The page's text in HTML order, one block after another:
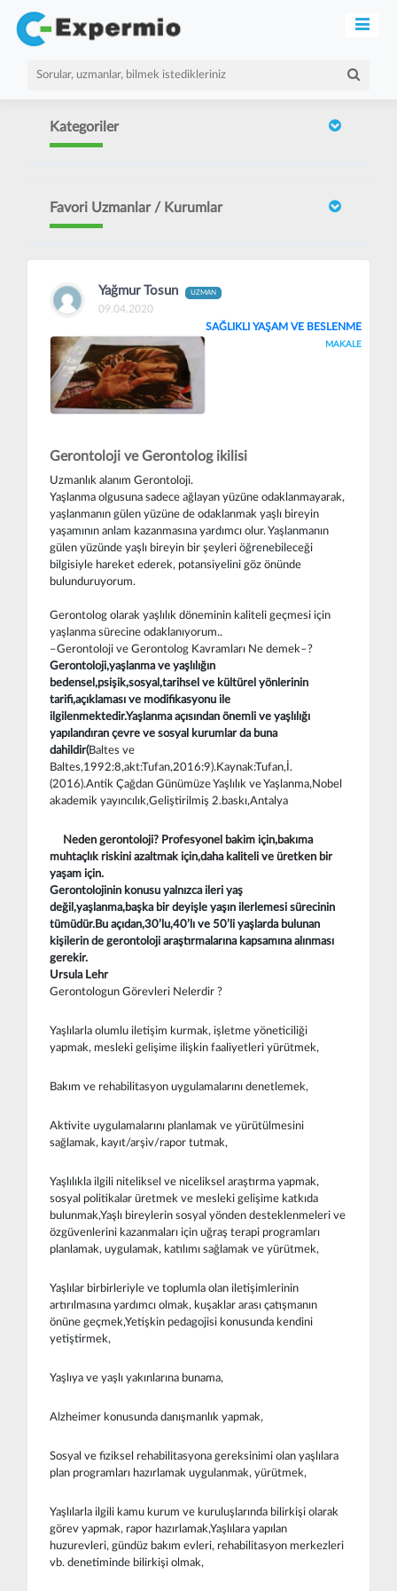
Kategoriler
Favori Uzmanlar / Kurumlar
Yağmur Tosun UZMAN
09.04.2020
SAĞLIKLI YAŞAM VE BESLENME
MAKALE
Gerontoloji ve Gerontolog ikilisi
Uzmanlık alanım Gerontoloji.
Yaşlanma olgusuna sadece ağlayan yüzüne odaklanmayarak,
yaşlanmanın gülen yüzüne de odaklanmak yaşlı bireyin
yaşamının anlam kazanmasına yardımcı olur. Yaşlanmanın
gülen yüzünde yaşlı bireyin bir şeyleri öğrenebileceği
bilgisiyle hareket ederek, potansiyelini göz önünde
bulunduruyorum.
Gerontolog olarak yaşlılık döneminin kaliteli geçmesi için
yaşlanma sürecine odaklanıyorum..
–Gerontoloji ve Gerontolog Kavramları Ne demek–?
Gerontoloji,yaşlanma ve yaşlılığın
bedensel,psişik,sosyal,tarihsel ve kültürel yönlerinin
tarifi,açıklaması ve modifikasyonu ile
ilgilenmektedir.Yaşlanma açısından önemli ve yaşlılığı
yapılandıran çevre ve sosyal kurumlar da buna
dahildir(Baltes ve
Baltes,1992:8,akt:Tufan,2016:9).Kaynak:Tufan,İ.
(2016).Antik Çağdan Günümüze Yaşlılık ve Yaşlanma,Nobel
akademik yayıncılık,Geliştirilmiş 2.baskı,Antalya
Neden gerontoloji? Profesyonel bakim için,bakıma
muhtaçlık riskini azaltmak için,daha kaliteli ve üretken bir
yaşam için.
Gerontolojinin konusu yalnızca ileri yaş
değil,yaşlanma,başka bir deyişle yaşın ilerlemesi sürecinin
tümüdür.Bu açıdan,30’lu,40’lı ve 50’li yaşlarda bulunan
kişilerin de gerontoloji araştırmalarına kapsamına alınması
gerekir.
Ursula Lehr
Gerontologun Görevleri Nelerdir ?
Yaşlılarla olumlu iletişim kurmak, işletme yöneticiliği
yapmak, mesleki gelişime ilişkin faaliyetleri yürütmek,
Bakım ve rehabilitasyon uygulamalarını denetlemek,
Aktivite uygulamalarını planlamak ve yürütülmesini
sağlamak, kayıt/arşiv/rapor tutmak,
Yaşlılıkla ilgili niteliksel ve niceliksel araştırma yapmak,
sosyal politikalar üretmek ve mesleki gelişime katkıda
bulunmak,Yaşlı bireylerin sosyal yönden desteklenmeleri ve
özgüvenlerini kazanmaları için uğraş terapi programları
planlamak, uygulamak, katılımı sağlamak ve yürütmek,
Yaşlılar birbirleriyle ve toplumla olan iletişimlerinin
artırılmasına yardımcı olmak, kuşaklar arası çatışmanın
önüne geçmek,Yetişkin pedagojisi konusunda kendini
yetiştirmek,
Yaşlıya ve yaşlı yakınlarına bunama,
Alzheimer konusunda danışmanlık yapmak,
Sosyal ve fiziksel rehabilitasyona gereksinimi olan yaşlılara
plan programları hazırlamak uygulanmak, yürütmek,
Yaşlılarla ilgili kamu kurum ve kuruluşlarında bilirkişi olarak
görev yapmak, rapor hazırlamak,Yaşlılara yapılan
huzurevleri, gündüz bakım evleri, rehabilitasyon merkezleri
vb. denetiminde bilirkişi olmak,